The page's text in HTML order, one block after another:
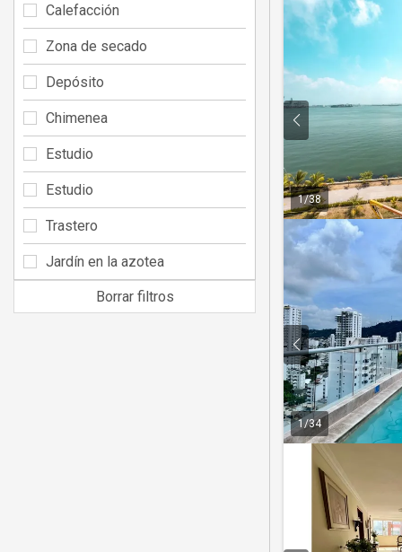
1/38
1 /34
Calefacción
Zona de secado
Depósito
Chimenea
Estudio
Estudio
Trastero
Jardín en la azotea
Borrar filtros